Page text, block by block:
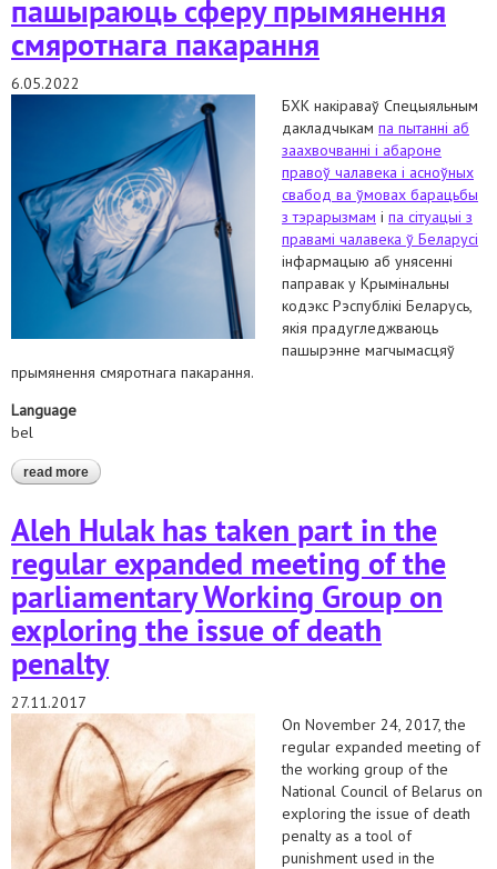
пашыраюць сферу прымянення
смяротнага пакарання
6.05.2022
БХК накіраваў Спецыяльным
дакладчыкам па пытанні аб
заахвочванні і абароне
правоў чалавека і асноўных
свабод ва ўмовах барацьбы
з тэрарызмам і па сітуацыі з
правамі чалавека ў Беларусі
інфармацыю аб унясенні
паправак у Крымінальны
кодэкс Рэспублікі Беларусь,
якія прадугледжваюць
пашырэнне магчымасцяў
прымянення смяротнага пакарання.
Language
bel
read more about накіравалі ў спецпрацэдуры аан інфармацыю пра
папраўкі ў крымінальнае заканадаўства, якія пашыраюць
Aleh Hulak has taken part in the
regular expanded meeting of the
parliamentary Working Group on
exploring the issue of death
penalty
27.11.2017
On November 24, 2017, the
regular expanded meeting of
the working group of the
National Council of Belarus on
exploring the issue of death
penalty as a tool of
punishment used in the